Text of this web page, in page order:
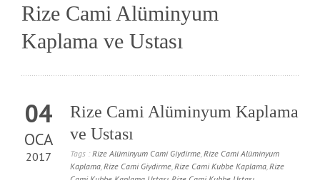
Rize Cami Alüminyum
Kaplama ve Ustası
04
OCA
2017
Rize Cami Alüminyum Kaplama
ve Ustası
Tags : Rize Alüminyum Cami Giydirme Rize Cami Alüminyum
Kaplama Rize Cami Giydirme Rize Cami Kubbe Kaplama Rize